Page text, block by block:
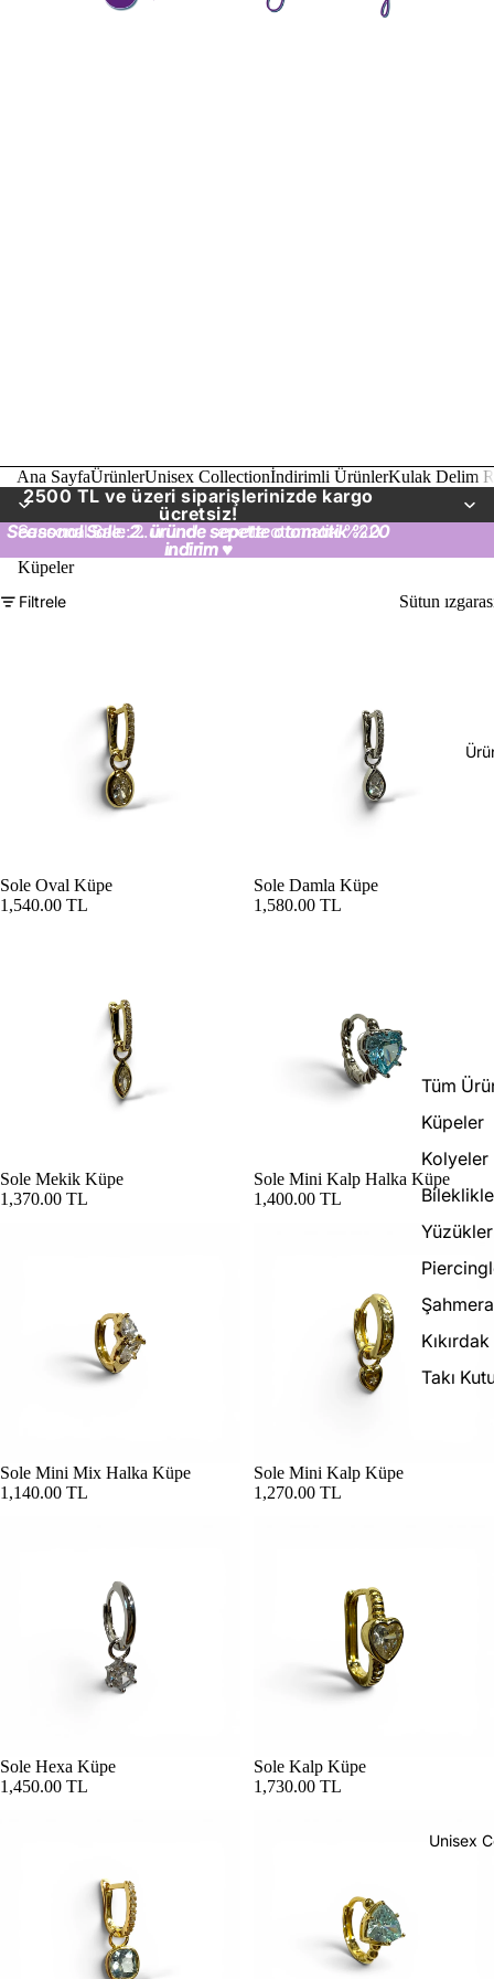
Tüm
Küpeler
Kolyeler
Yüzükler
Takı
Unisex
Ana SayfaÜrünlerUnisex Collectionİndirimli ÜrünlerKulak Delim
2500 TL ve üzeri siparişlerinizde kargo
ücretsiz!
Seasonal Sale: 2. üründe sepette otomatik %20
indirim ♥
Seasonal Sale: 2. üründe sepette otomatik %20
indirim ♥
Küpeler
Filtrele
Sütun
Sole Oval Küpe
1,540.00 TL
Sole Damla Küpe
1,580.00 TL
Sole Mekik Küpe
1,370.00 TL
Sole Mini Kalp Halka Küpe
1,400.00 TL
Sole Mini Mix Halka Küpe
1,140.00 TL
Sole Mini Kalp Küpe
1,270.00 TL
Sole Hexa Küpe
1,450.00 TL
Sole Kalp Küpe
1,730.00 TL